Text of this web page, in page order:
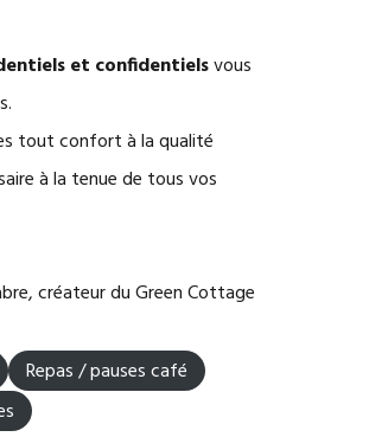
et confidentielsvous
tout confort à la qualité
à la tenue de tous vos
créateur du Green Cottage
Repas / pauses café